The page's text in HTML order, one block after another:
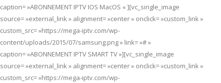
caption= »ABONNEMENT IPTV IOS MacOS « ][vc_single_image
source= »external_link » alignment= »center » onclick= »custom_link »
custom_src= »https://mega-iptv.com/wp-
content/uploads/2015/07/samsung.png » link= »# »
caption= »ABONNEMENT IPTV SMART TV »][vc_single_image
source= »external_link » alignment= »center » onclick= »custom_link »
custom_src= »https://mega-iptv.com/wp-